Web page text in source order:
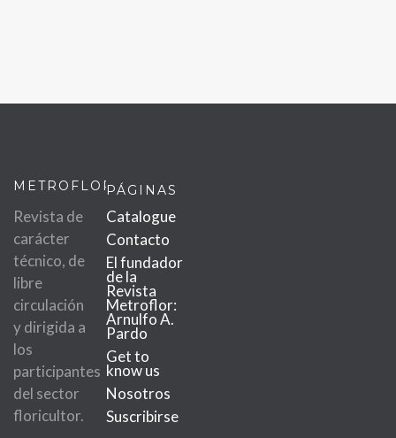
METROFLOR
Revista de
carácter
técnico, de
libre
circulación
y dirigida a
los
participantes
del sector
floricultor.
PÁGINAS
Catalogue
Contacto
El fundador
de la
Revista
Metroflor:
Arnulfo A.
Pardo
Get to
know us
Nosotros
Suscribirse